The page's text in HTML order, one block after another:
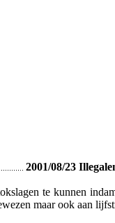
2001/08/23
te kunnen
maar ook aan